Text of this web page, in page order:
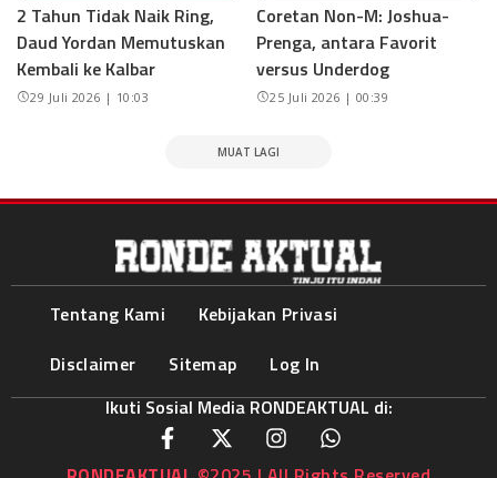
2 Tahun Tidak Naik Ring,
Daud Yordan Memutuskan
Kembali ke Kalbar
29 Juli 2026 | 10:03
Coretan Non-M: Joshua-
Prenga, antara Favorit
versus Underdog
25 Juli 2026 | 00:39
MUAT LAGI
Tentang Kami
Kebijakan Privasi
Disclaimer
Sitemap
Log In
Ikuti Sosial Media RONDEAKTUAL di: